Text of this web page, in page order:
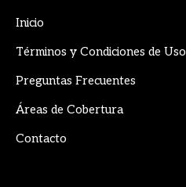
Inicio
Términos y Condiciones de Uso
Preguntas Frecuentes
Áreas de Cobertura
Contacto